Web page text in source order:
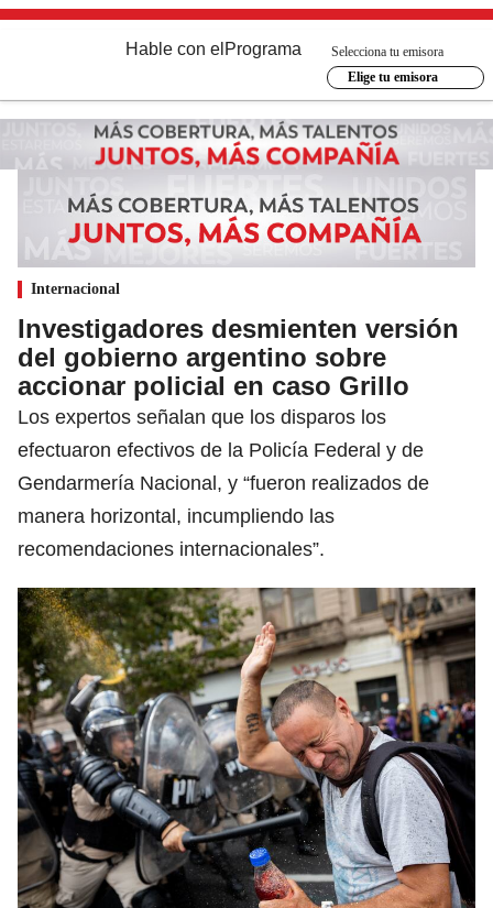
Hable con el Programa
Selecciona tu emisora
Elige tu emisora
Internacional
Investigadores desmienten versión
del gobierno argentino sobre
accionar policial en caso Grillo
Los expertos señalan que los disparos los
efectuaron efectivos de la Policía Federal y de
Gendarmería Nacional, y “fueron realizados de
manera horizontal, incumpliendo las
recomendaciones internacionales”.